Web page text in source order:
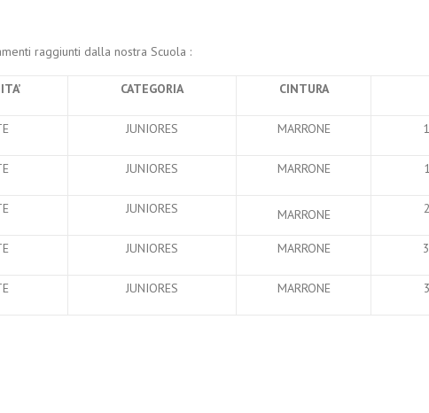
raggiunti dalla nostra Scuola :
CATEGORIA CINTURA
JUNIORES MARRONE
JUNIORES MARRONE
JUNIORES MARRONE
JUNIORES MARRONE
JUNIORES MARRONE